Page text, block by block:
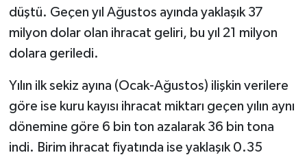
düştü. Geçen yıl Ağustos ayında yaklaşık 37
milyon dolar olan ihracat geliri, bu yıl 21 milyon
dolara geriledi.
Yılın ilk sekiz ayına (Ocak-Ağustos) ilişkin verilere
göre ise kuru kayısı ihracat miktarı geçen yılın aynı
dönemine göre 6 bin ton azalarak 36 bin tona
indi. Birim ihracat fiyatında ise yaklaşık 0.35